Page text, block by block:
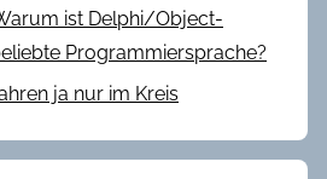
ist Delphi/Object-
Programmiersprache?
ja nur im Kreis